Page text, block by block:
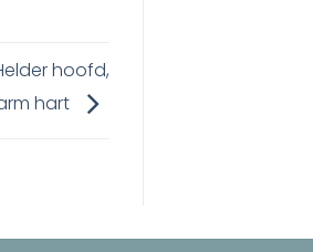
hoofd,
hart